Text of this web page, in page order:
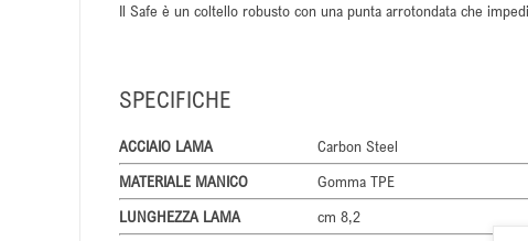
Il Safe è un coltello robusto con una punta arrotondata che
SPECIFICHE
ACCIAIO LAMA
Carbon Steel
MATERIALE MANICO
Gomma TPE
LUNGHEZZA LAMA
cm 8,2